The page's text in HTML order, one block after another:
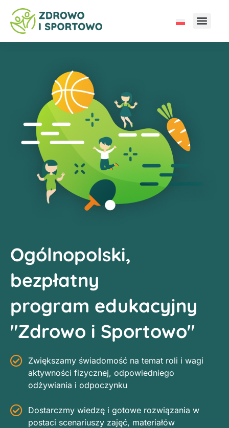
Ogólnopolski,
bezpłatny
program edukacyjny
"Zdrowo i Sportowo"
Zwiększamy świadomość na temat roli i wagi
aktywności fizycznej, odpowiedniego
odżywiania i odpoczynku
Dostarczmy wiedzę i gotowe rozwiązania w
postaci scenariuszy zajęć, materiałów